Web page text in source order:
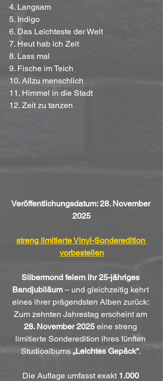
4. Langsam
5. Indigo
6. Das Leichteste der Welt
7. Heut hab ich Zeit
8. Lass mal
9. Fische im Teich
10. Allzu menschlich
11. Himmel in die Stadt
12. Zeit zu tanzen
Veröffentlichungsdatum: 28. November
2025
streng limitierte Vinyl-Sonderedition
vorbestellen
Silbermond feiern ihr 25-jähriges
Bandjubiläum – und gleichzeitig kehrt
eines ihrer prägendsten Alben zurück:
Zum zehnten Jahrestag erscheint am
28. November 2025 eine streng
limitierte Sonderedition ihres fünften
Studioalbums „Leichtes Gepäck“.
Die Auflage umfasst exakt 1.000